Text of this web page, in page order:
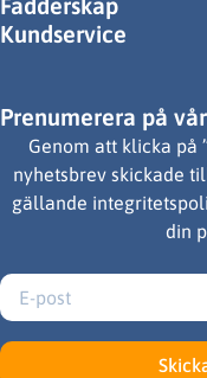
Fadderskap
Kundservice
Prenumerera på
Genom att klicka på
nyhetsbrev skickade
gällande
din